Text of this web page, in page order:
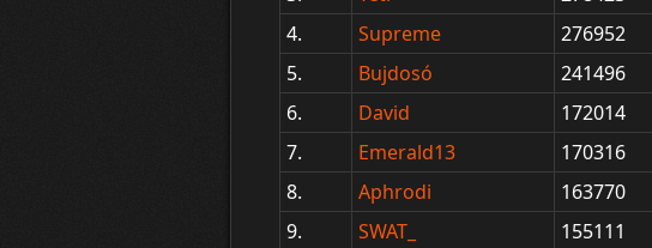
4.
Supreme
276952
5.
Bujdosó
241496
6.
David
172014
7.
Emerald13
170316
8.
Aphrodi
163770
9.
SWAT_
155111